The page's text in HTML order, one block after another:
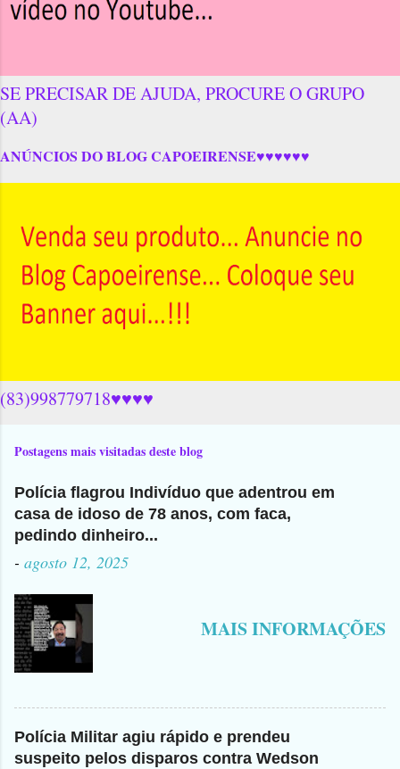
SE PRECISAR DE AJUDA, PROCURE O GRUPO
(AA)
ANÚNCIOS DO BLOG CAPOEIRENSE♥♥♥♥♥♥
(83)998779718♥♥♥♥
Postagens mais visitadas deste blog
Polícia flagrou Indivíduo que adentrou em
casa de idoso de 78 anos, com faca,
pedindo dinheiro...
- agosto 12, 2025
MAIS INFORMAÇÕES
Polícia Militar agiu rápido e prendeu
suspeito pelos disparos contra Wedson